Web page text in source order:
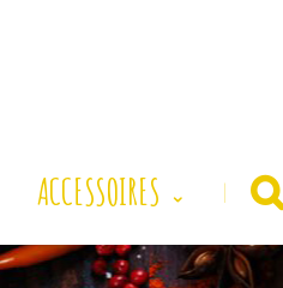
ACCESSOIRES |